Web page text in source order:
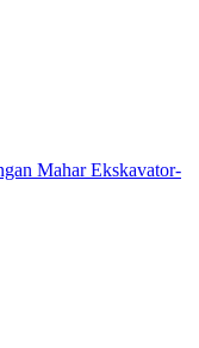
Mahar Ekskavator-